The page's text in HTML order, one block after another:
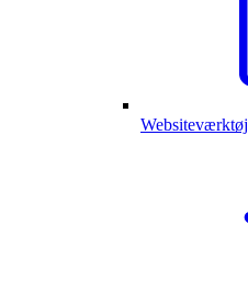
Websiteværktøj